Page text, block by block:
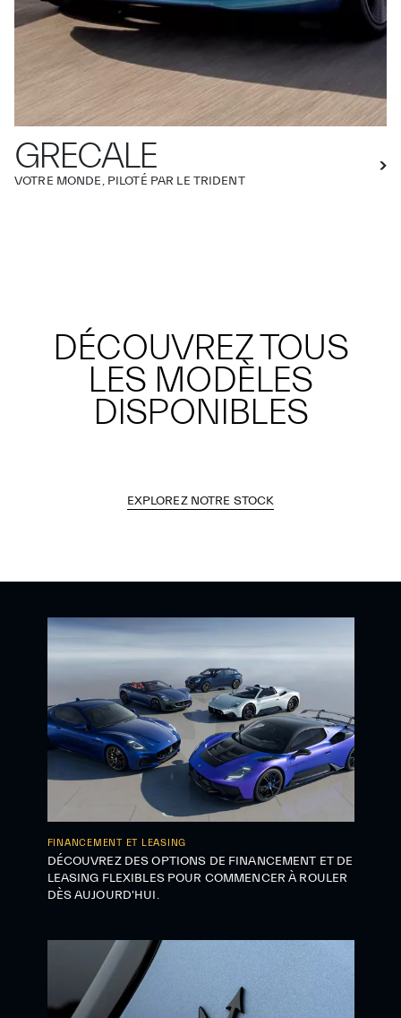
GRECALE
VOTRE MONDE, PILOTÉ PAR LE TRIDENT
DÉCOUVREZ TOUS
LES MODÈLES
DISPONIBLES
EXPLOREZ NOTRE STOCK
FINANCEMENT ET LEASING
DÉCOUVREZ DES OPTIONS DE FINANCEMENT ET DE
LEASING FLEXIBLES POUR COMMENCER À ROULER
DÈS AUJOURD'HUI.